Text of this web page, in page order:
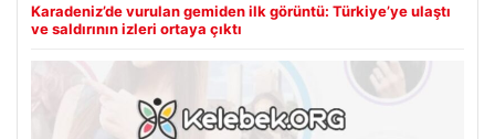
Karadeniz’de vurulan gemiden ilk görüntü: Türkiye’ye ulaştı
ve saldırının izleri ortaya çıktı